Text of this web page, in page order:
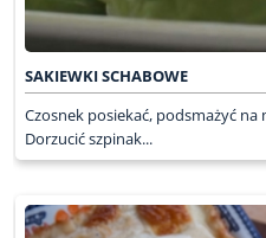
SAKIEWKI SCHABOWE
Czosnek posiekać, podsmażyć
Dorzucić szpinak...